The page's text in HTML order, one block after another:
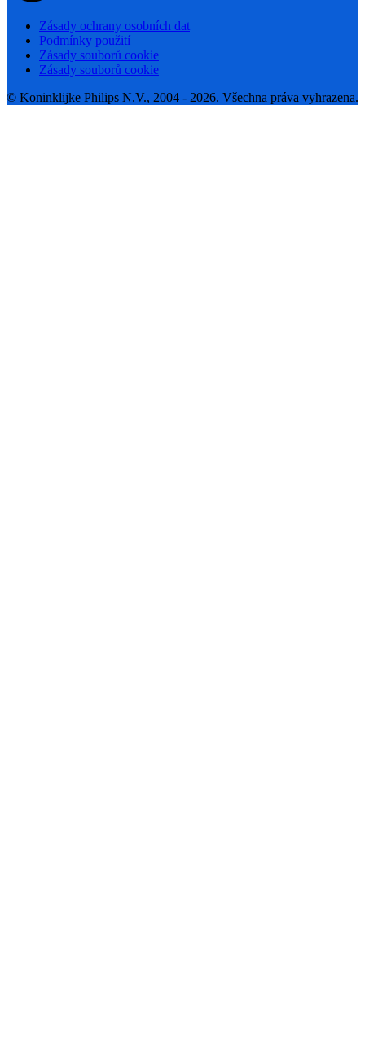
Zásady ochrany osobních dat
Podmínky použití
Zásady souborů cookie
Zásady souborů cookie
© Koninklijke Philips N.V., 2004 - 2026. Všechna práva vyhrazena.